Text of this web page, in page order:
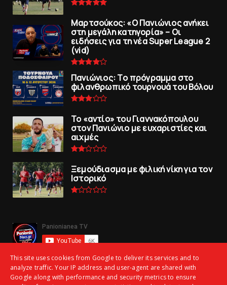
Μαρτσούκος: «Ο Πανιώνιος ανήκει
στη μεγάλη κατηγορία» – Οι
ειδήσεις για τη νέα Super League 2
(vid)
Πανιώνιoς: Tο πρόγραμμα στο
φιλανθρωπικό τουρνουά του Bόλου
To «αντίο» του Γιαννακόπουλου
στον Πανιώνιο με ευχαριστίες και
αιχμές
Ξεμούδιασμα με φιλική νίκη για τoν
Iστορικό
This site uses cookies from Google to deliver its services and to
analyze traffic. Your IP address and user-agent are shared with
Google along with performance and security metrics to ensure